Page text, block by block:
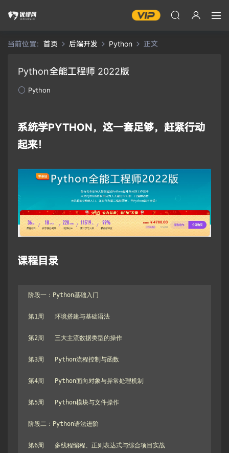
当前位置： 首页 后端开发 Python 正文
Python全能工程师 2022版
Python
系统学PYTHON，这一套足够，赶紧行动
起来！
课程目录
阶段一：Python基础入门
第1周   环境搭建与基础语法
第2周   三大主流数据类型的操作
第3周   Python流程控制与函数
第4周   Python面向对象与异常处理机制
第5周   Python模块与文件操作
阶段二：Python语法进阶
第6周   多线程编程、正则表达式与综合项目实战